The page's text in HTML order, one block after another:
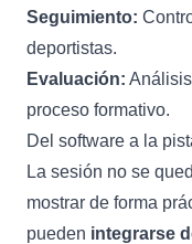
Seguimiento:
deportistas.
Evaluación:
proceso formativo.
Del software a la
La sesión no se
mostrar de forma
pueden integrarse